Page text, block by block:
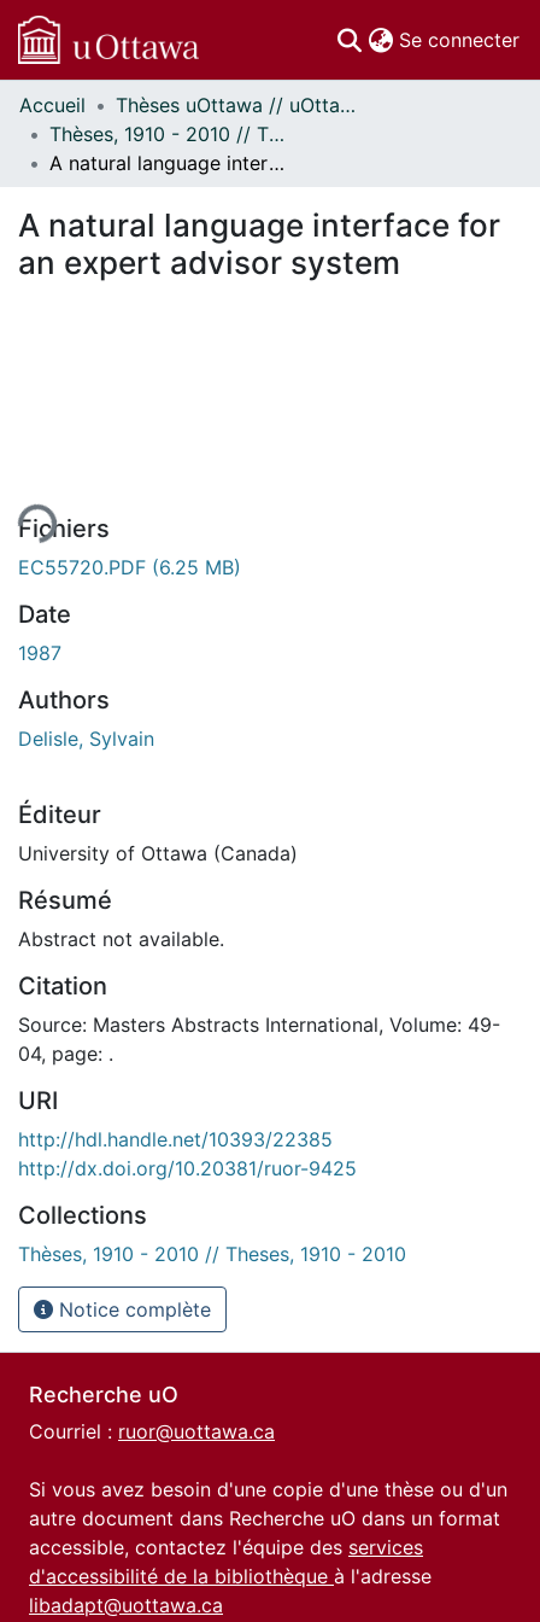
Se connecter
Communautés
et collections
Parcourir
À propos
Accueil
Thèses uOttawa // uOttawa Theses
Thèses, 1910 - 2010 // Theses, 1910 - 2010
A natural language interface for an expert advisor system
A natural language interface for
an expert advisor system
Fichiers
EC55720.PDF (6.25 MB)
Date
1987
Authors
Delisle, Sylvain
Éditeur
University of Ottawa (Canada)
Résumé
Abstract not available.
Citation
Source: Masters Abstracts International, Volume: 49-
04, page: .
URI
http://hdl.handle.net/10393/22385
http://dx.doi.org/10.20381/ruor-9425
Collections
Thèses, 1910 - 2010 // Theses, 1910 - 2010
Notice complète
Recherche uO
Courriel : ruor@uottawa.ca
Si vous avez besoin d'une copie d'une thèse ou d'un
autre document dans Recherche uO dans un format
accessible, contactez l'équipe des services
d'accessibilité de la bibliothèque à l'adresse
libadapt@uottawa.ca